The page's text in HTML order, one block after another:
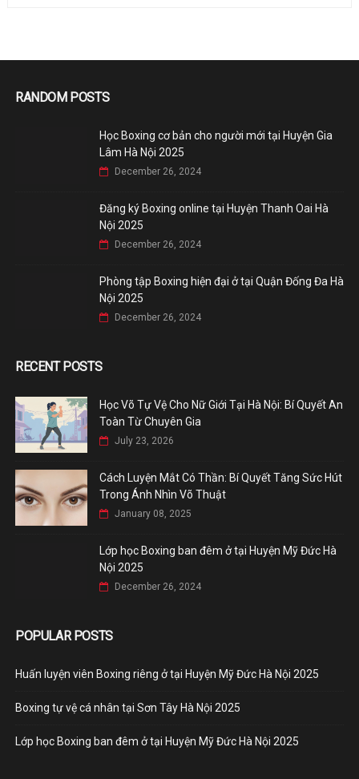
RANDOM POSTS
Học Boxing cơ bản cho người mới tại Huyện Gia
Lâm Hà Nội 2025
December 26, 2024
Đăng ký Boxing online tại Huyện Thanh Oai Hà
Nội 2025
December 26, 2024
Phòng tập Boxing hiện đại ở tại Quận Đống Đa Hà
Nội 2025
December 26, 2024
RECENT POSTS
Học Võ Tự Vệ Cho Nữ Giới Tại Hà Nội: Bí Quyết An
Toàn Từ Chuyên Gia
July 23, 2026
Cách Luyện Mắt Có Thần: Bí Quyết Tăng Sức Hút
Trong Ánh Nhìn Võ Thuật
January 08, 2025
Lớp học Boxing ban đêm ở tại Huyện Mỹ Đức Hà
Nội 2025
December 26, 2024
POPULAR POSTS
Huấn luyện viên Boxing riêng ở tại Huyện Mỹ Đức Hà Nội 2025
Boxing tự vệ cá nhân tại Sơn Tây Hà Nội 2025
Lớp học Boxing ban đêm ở tại Huyện Mỹ Đức Hà Nội 2025